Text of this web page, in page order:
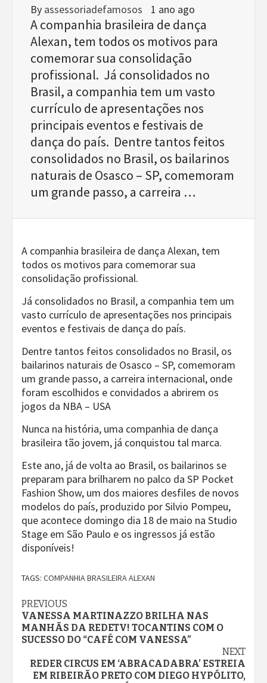
By assessoriadefamosos 1 ano ago
A companhia brasileira de dança
Alexan, tem todos os motivos para
comemorar sua consolidação
profissional. Já consolidados no
Brasil, a companhia tem um vasto
currículo de apresentações nos
principais eventos e festivais de
dança do país. Dentre tantos feitos
consolidados no Brasil, os bailarinos
naturais de Osasco – SP, comemoram
um grande passo, a carreira …
A companhia brasileira de dança Alexan, tem
todos os motivos para comemorar sua
consolidação profissional.
Já consolidados no Brasil, a companhia tem um
vasto currículo de apresentações nos principais
eventos e festivais de dança do país.
Dentre tantos feitos consolidados no Brasil, os
bailarinos naturais de Osasco – SP, comemoram
um grande passo, a carreira internacional, onde
foram escolhidos e convidados a abrirem os
jogos da NBA – USA
Nunca na história, uma companhia de dança
brasileira tão jovem, já conquistou tal marca.
Este ano, já de volta ao Brasil, os bailarinos se
preparam para brilharem no palco da SP Pocket
Fashion Show, um dos maiores desfiles de novos
modelos do país, produzido por Silvio Pompeu,
que acontece domingo dia 18 de maio na Studio
Stage em São Paulo e os ingressos já estão
disponíveis!
TAGS: COMPANHIA BRASILEIRA ALEXAN
Continue
Reading
PREVIOUS
VANESSA MARTINAZZO BRILHA NAS
MANHÃS DA REDETV! TOCANTINS COM O
SUCESSO DO “CAFÉ COM VANESSA”
NEXT
REDER CIRCUS EM ‘ABRACADABRA’ ESTREIA
EM RIBEIRÃO PRETO COM DIEGO HYPÓLITO,